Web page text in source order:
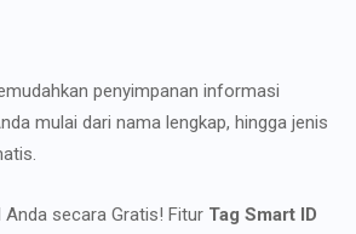
penyimpanan informasi
mulai dari nama lengkap, hingga jenis
secara Gratis! Fitur Tag Smart ID